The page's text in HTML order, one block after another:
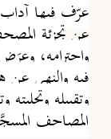
عرّف فيها
عنتجزئة
واحترامه، وعرَض
فيه والنهي عن
وتقبيله
المصاحف